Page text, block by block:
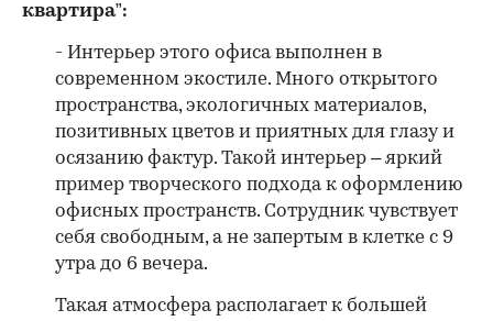
квартира”:
- Интерьер этого офиса выполнен в
современном экостиле. Много открытого
пространства, экологичных материалов,
позитивных цветов и приятных для глазу и
осязанию фактур. Такой интерьер – яркий
пример творческого подхода к оформлению
офисных пространств. Сотрудник чувствует
себя свободным, а не запертым в клетке с 9
утра до 6 вечера.
Такая атмосфера располагает к большей